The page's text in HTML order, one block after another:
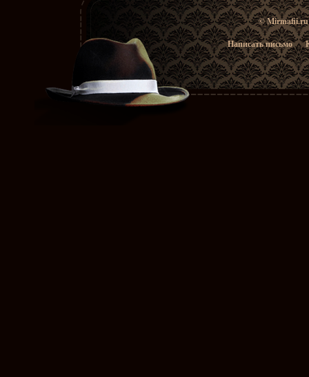
© Mirmafii.ru
Написать письмо